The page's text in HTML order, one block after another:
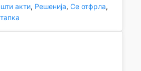
акти, Решенија, Се отфрла